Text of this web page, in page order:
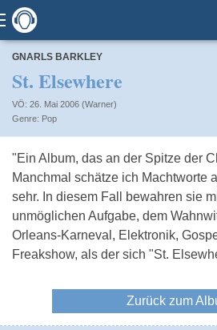
GNARLS BARKLEY
St. Elsewhere
VÖ: 26. Mai 2006 (Warner)
Pop
"Ein Album, das an der Spitze der
Manchmal schätze ich Machtworte
sehr. In diesem Fall bewahren sie
unmöglichen Aufgabe, dem
Orleans-Karneval, Elektronik,
Freakshow, als der sich "St.
Zurück zum